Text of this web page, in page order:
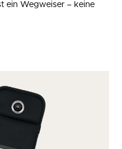
ein Wegweiser – keine